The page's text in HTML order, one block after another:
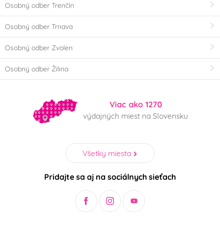
Osobný odber Trenčín
Osobný odber Trnava
Osobný odber Zvolen
Osobný odber Žilina
Viac ako 1270
výdajných miest na Slovensku
Všetky miesta
Pridajte sa aj na sociálnych sieťach